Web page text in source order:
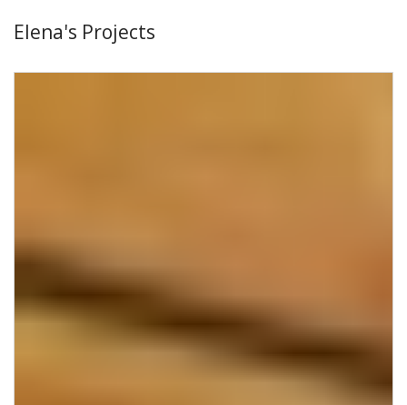
Elena's Projects